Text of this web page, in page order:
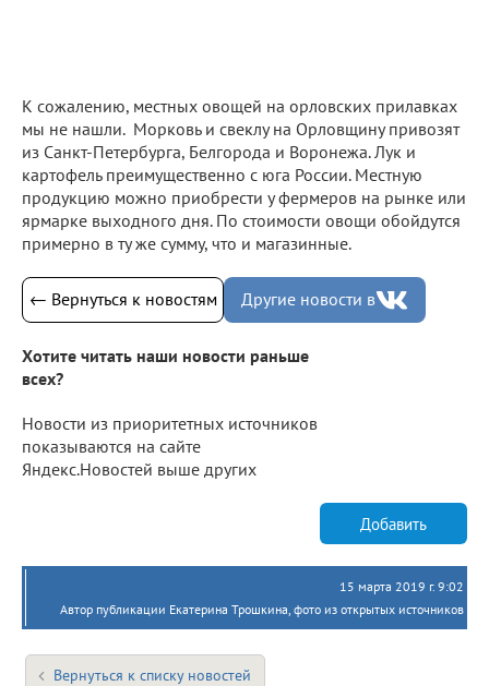
К сожалению, местных овощей на орловских прилавках
мы не нашли. Морковь и свеклу на Орловщину привозят
из Санкт-Петербурга, Белгорода и Воронежа. Лук и
картофель преимущественно с юга России. Местную
продукцию можно приобрести у фермеров на рынке или
ярмарке выходного дня. По стоимости овощи обойдутся
примерно в ту же сумму, что и магазинные.
← Вернуться к новостям Другие новости в
Хотите читать наши новости раньше
всех?
Новости из приоритетных источников
показываются на сайте
Яндекс.Новостей выше других
Добавить
15 марта 2019 г. 9:02
Автор публикации Екатерина Трошкина, фото из открытых источников
Вернуться к списку новостей